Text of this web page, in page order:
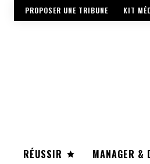
PROPOSER UNE TRIBUNE KIT
RÉUSSIR MANAGER &